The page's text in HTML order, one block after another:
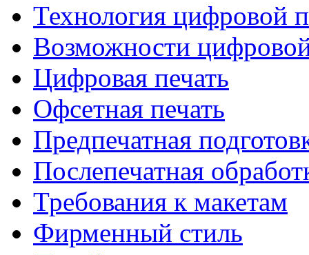
Технология цифровой
Возможности
Цифровая печать
Офсетная печать
Предпечатная
Послепечатная
Требования к макетам
Фирменный стиль